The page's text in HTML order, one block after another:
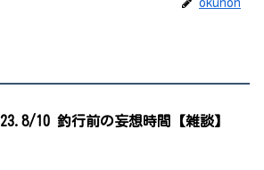
okunon
23.8/10 釣行前の妄想時間【雑談】